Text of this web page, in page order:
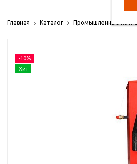
Отопительные
Отопление для
Главная Каталог Промышленные котлы
-10%
Хит